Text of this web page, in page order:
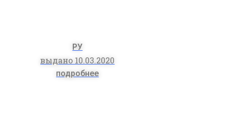
РУ
выдано 10.03.2020
подробнее